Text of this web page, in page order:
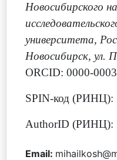
Новосибирского
университета,
Новосибирск, ул.
ORCID: 0000-
SPIN-код (РИНЦ):
AuthorID (РИНЦ):
Email: